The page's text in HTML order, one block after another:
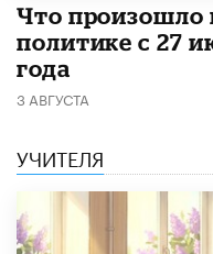
​Что произошло
политике с 27
года
3 АВГУСТА
УЧИТЕЛЯ